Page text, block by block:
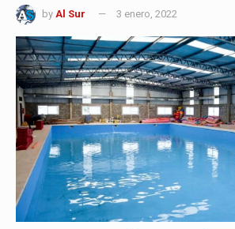
by Al Sur 3 enero, 2022